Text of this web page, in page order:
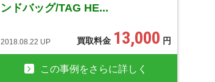
ンドバッグ/TAG HE...
2018.08.22 UP 買取料金 13,000 円
この事例をさらに詳しく